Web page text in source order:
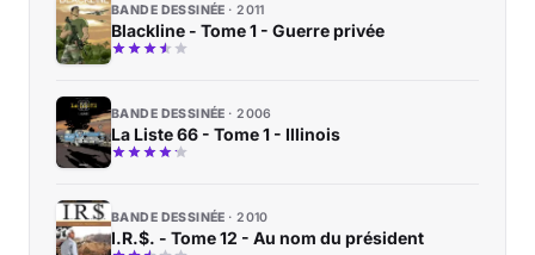
BANDE DESSINÉE 2011
Blackline - Tome 1 - Guerre privée
BANDE DESSINÉE 2006
La Liste 66 - Tome 1 - Illinois
BANDE DESSINÉE 2010
I.R.$. - Tome 12 - Au nom du président